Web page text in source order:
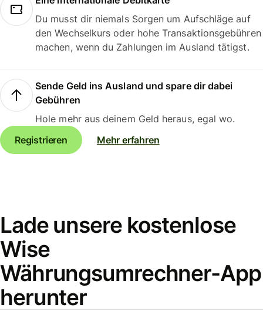
Du musst dir niemals Sorgen um Aufschläge auf
den Wechselkurs oder hohe Transaktionsgebühren
machen, wenn du Zahlungen im Ausland tätigst.
Sende Geld ins Ausland und spare dir dabei
Gebühren
Hole mehr aus deinem Geld heraus, egal wo.
Registrieren
Mehr erfahren
Lade unsere kostenlose
Wise
Währungsumrechner-App
herunter